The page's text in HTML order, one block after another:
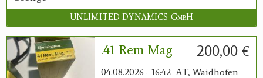
UNLIMITED DYNAMICS GmbH
200,00 €
.41 Rem Mag
04.08.2026 - 16:42 AT, Waidhofen